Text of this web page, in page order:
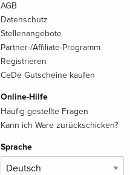
AGB
Datenschutz
Stellenangebote
Partner-/Affiliate-Programm
Registrieren
CeDe Gutscheine kaufen
Online-Hilfe
Häufig gestellte Fragen
Kann ich Ware zurückschicken?
Sprache